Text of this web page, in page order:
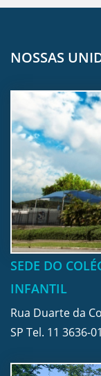
NOSSAS
SEDE DO
INFANTIL
Rua Duarte da
SP Tel. 11 3636-